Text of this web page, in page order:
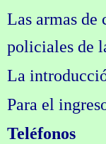
Las armas de
policiales de
La
Para el
Teléfonos